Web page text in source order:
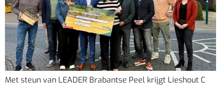
Met steun van LEADER Brabantse Peel krijgt Lieshout C